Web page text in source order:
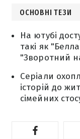
ОСНОВНІ ТЕЗИ
На ютубі
такі як
"Зворотний
Серіали
історій до
сімейних